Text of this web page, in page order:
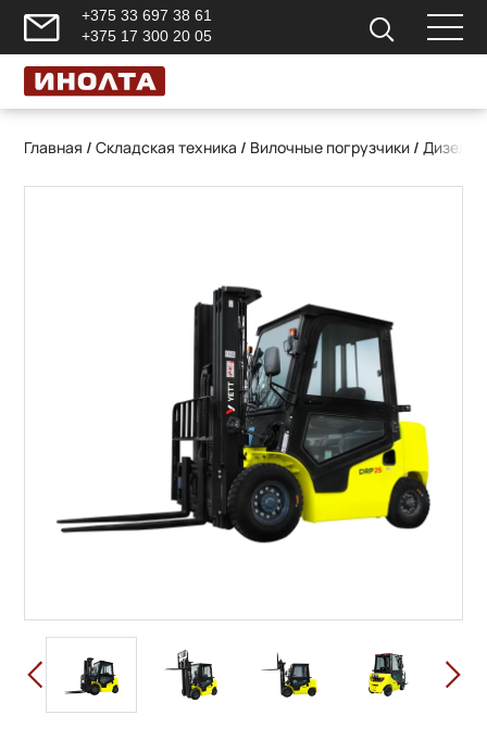
+375 33 697 38 61
+375 17 300 20 05
Главная /Складская техника / Вилочные погрузчики /